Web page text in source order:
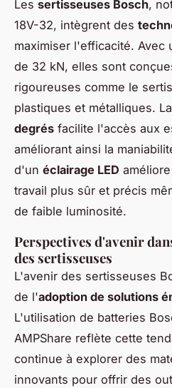
Les sertisseuses Bosch,
18V-32, intègrent des
maximiser l'efficacité. Avec
de 32 kN, elles sont
rigoureuses comme le
plastiques et métalliques. La
degrés facilite l'accès aux
améliorant ainsi la
d'un éclairage LED
travail plus sûr et précis
de faible luminosité.
Perspectives d'avenir
des sertisseuses
L'avenir des sertisseuses
de l'adoption de solutions
L'utilisation de batteries
AMPShare reflète cette
continue à explorer des
innovants pour offrir des